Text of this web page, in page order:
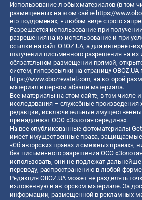
Использование любых материалов (в том
размещенных на этом сайте https://
его поддоменах, в любом виде строго
Разрешается использование при
разрешения на их использование и при
ссылки на сайт OBOZ.UA, а для интернет-
получении письменного разрешения на их
обязательном размещении прямой,
систем, гиперссылки на страницу OBOZ.UA
https://www.obozrevatel.com, на которой
материал в первом абзаце материала.
Все материалы на этом сайте, в том числе
исследования – служебные произведения
редакции, исключительные
принадлежат ООО «Золотая середина».
На все опубликованные фотоматериалы
имеет имущественные права,
«Об авторских правах и смежных правах»,
без письменного разрешения ООО
использовать, они не подлежат
переводу, распространению в любой форме.
Редакция OBOZ.UA может не разделять
изложенную в авторском материале. За
информации, размещенной в рекламных